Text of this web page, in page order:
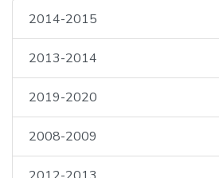
2014-2015
2013-2014
2019-2020
2008-2009